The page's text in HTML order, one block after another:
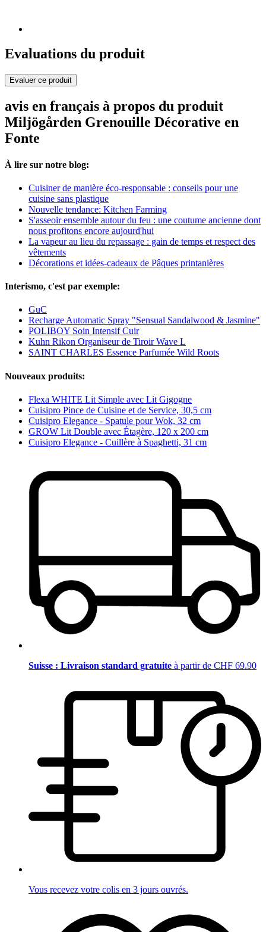
Evaluations du produit
Evaluer ce produit
avis en français à propos du produit
Miljögården Grenouille Décorative en
Fonte
À lire sur notre blog:
Cuisiner de manière éco-responsable : conseils pour une
cuisine sans plastique
Nouvelle tendance: Kitchen Farming
S'asseoir ensemble autour du feu : une coutume ancienne dont
nous profitons encore aujourd'hui
La vapeur au lieu du repassage : gain de temps et respect des
vêtements
Décorations et idées-cadeaux de Pâques printanières
Interismo, c'est par exemple:
GuC
Recharge Automatic Spray "Sensual Sandalwood & Jasmine"
POLIBOY Soin Intensif Cuir
Kuhn Rikon Organiseur de Tiroir Wave L
SAINT CHARLES Essence Parfumée Wild Roots
Nouveaux produits:
Flexa WHITE Lit Simple avec Lit Gigogne
Cuisipro Pince de Cuisine et de Service, 30,5 cm
Cuisipro Elegance - Spatule pour Wok, 32 cm
GROW Lit Double avec Étagère, 120 x 200 cm
Cuisipro Elegance - Cuillère à Spaghetti, 31 cm
Suisse : Livraison standard gratuite à partir de CHF 69.90
Vous recevez votre colis en 3 jours ouvrés.